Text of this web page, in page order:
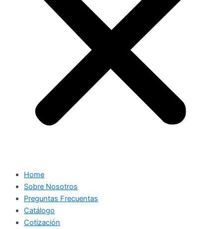
Home
Sobre Nosotros
Preguntas Frecuentas
Catálogo
Cotización